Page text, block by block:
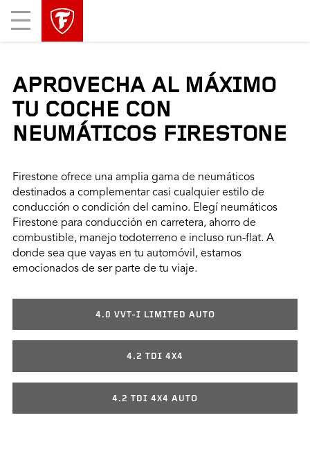
Mobile
Menu
APROVECHA AL MÁXIMO
TU COCHE CON
NEUMÁTICOS FIRESTONE
Firestone ofrece una amplia gama de neumáticos
destinados a complementar casi cualquier estilo de
conducción o condición del camino. Elegí neumáticos
Firestone para conducción en carretera, ahorro de
combustible, manejo todoterreno e incluso run-flat. A
donde sea que vayas en tu automóvil, estamos
emocionados de ser parte de tu viaje.
4.0 VVT-I LIMITED AUTO
4.2 TDI 4X4
4.2 TDI 4X4 AUTO